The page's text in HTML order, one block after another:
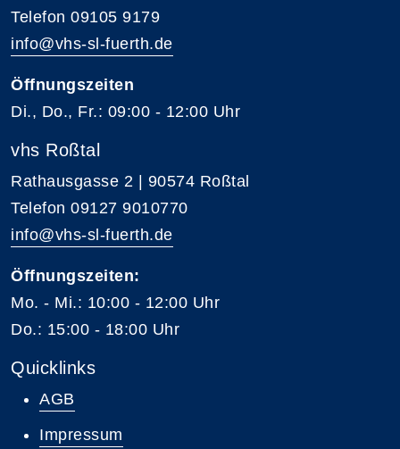
Telefon 09105 9179
info@vhs-sl-fuerth.de
Öffnungszeiten
Di., Do., Fr.: 09:00 - 12:00 Uhr
vhs Roßtal
Rathausgasse 2 | 90574 Roßtal
Telefon 09127 9010770
info@vhs-sl-fuerth.de
Öffnungszeiten:
Mo. - Mi.: 10:00 - 12:00 Uhr
Do.: 15:00 - 18:00 Uhr
Quicklinks
AGB
Impressum